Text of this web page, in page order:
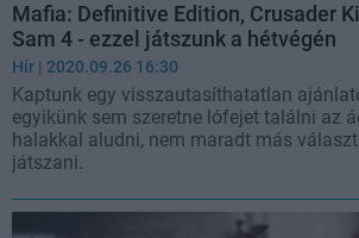
Mafia: Definitive Edition, Crusader
Sam 4 - ezzel játszunk a hétvégén
Hír | 2020.09.26 16:30
Kaptunk egy visszautasíthatatlan
egyikünk sem szeretne lófejet találni az
halakkal aludni, nem maradt más
játszani.